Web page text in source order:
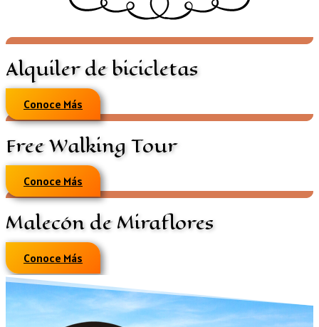
Alquiler de bicicletas
Conoce Más
Free Walking Tour
Conoce Más
Malecón de Miraflores
Conoce Más